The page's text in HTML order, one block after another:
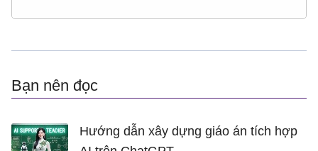
* Xếp loại:
* 50–79 điểm: “Giỏi”
* Dưới 50 điểm: “Cố gắng thêm”
Bạn nên đọc
Hướng dẫn xây dựng giáo án tích hợp